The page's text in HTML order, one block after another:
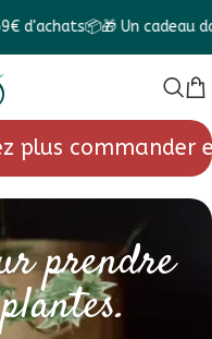
🎁 Un cadeau dans
plus commander
prendre